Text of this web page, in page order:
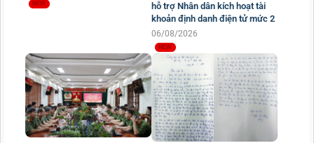
hỗ trợ Nhân dân kích hoạt tài
khoản định danh điện tử mức 2
06/08/2026